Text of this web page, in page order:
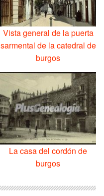
Vista general de la puerta
sarmental de la catedral de
burgos
La casa del cordón de
burgos